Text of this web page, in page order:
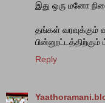
இது ஒரு மனோ
தங்கள் வரவுக்கும்
Reply